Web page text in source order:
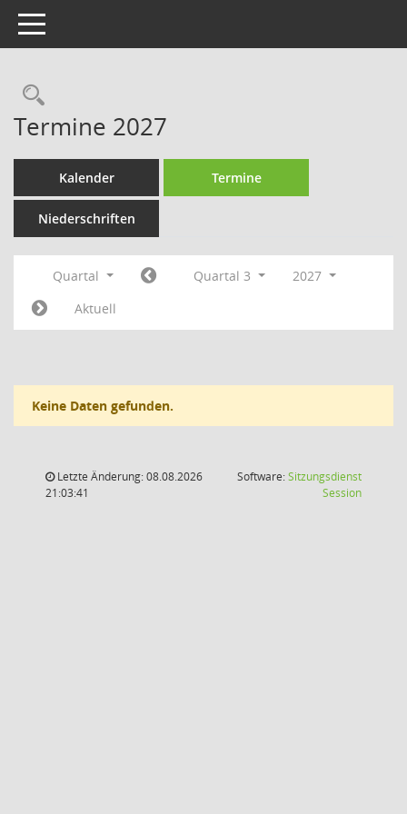
Toggle navigation
Rechercheauswahl
Termine 2027
Kalender Termine
Niederschriften
Quartal Quartal 3
2027
Aktuell
Keine Daten gefunden.
Letzte Änderung: 08.08.2026
21:03:41
Software:Sitzungsdienst
Session(Wird in